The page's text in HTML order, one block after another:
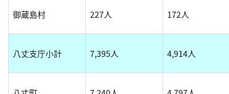
御蔵島村 227人 172人
八丈支庁小計 7,395人 4,914人